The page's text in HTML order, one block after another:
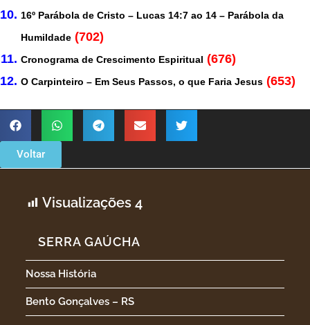
16º Parábola de Cristo – Lucas 14:7 ao 14 – Parábola da
Humildade (702)
Cronograma de Crescimento Espiritual (676)
O Carpinteiro – Em Seus Passos, o que Faria Jesus (653)
Voltar
Visualizações 4
SERRA GAÚCHA
Nossa História
Bento Gonçalves – RS